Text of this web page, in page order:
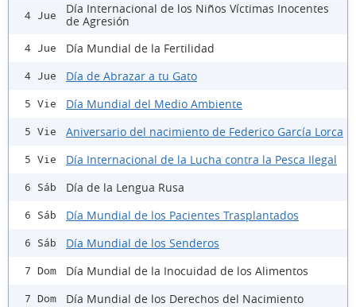
4 Jue
Día Internacional de los Niños Víctimas Inocentes
de Agresión
4 Jue Día Mundial de la Fertilidad
4 Jue Día de Abrazar a tu Gato
5 Vie Día Mundial del Medio Ambiente
5 Vie Aniversario del nacimiento de Federico García Lorca
5 Vie Día Internacional de la Lucha contra la Pesca Ilegal
6 Sáb Día de la Lengua Rusa
6 Sáb Día Mundial de los Pacientes Trasplantados
6 Sáb Día Mundial de los Senderos
7 Dom Día Mundial de la Inocuidad de los Alimentos
7 Dom Día Mundial de los Derechos del Nacimiento